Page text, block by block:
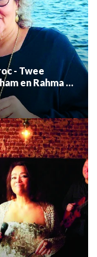
- Twee
en Rahma el